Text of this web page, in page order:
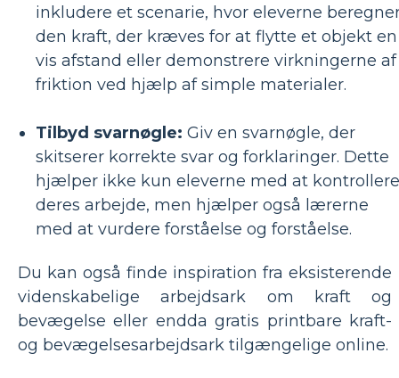
inkludere et scenarie, hvor eleverne
den kraft, der kræves for at flytte et objekt en
vis afstand eller demonstrere virkningerne af
friktion ved hjælp af simple materialer.
Tilbyd svarnøgle: Giv en svarnøgle, der
skitserer korrekte svar og forklaringer. Dette
hjælper ikke kun eleverne med at kontrollere
deres arbejde, men hjælper også lærerne
med at vurdere forståelse og forståelse.
Du kan også finde inspiration fra eksisterende
videnskabelige arbejdsark om kraft og
bevægelse eller endda gratis printbare kraft-
og bevægelsesarbejdsark tilgængelige online.